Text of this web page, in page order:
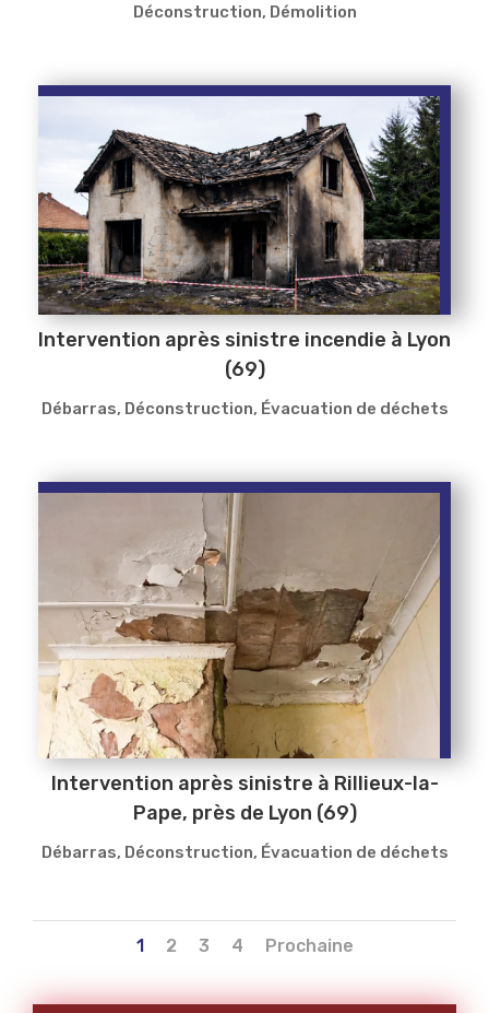
Déconstruction, Démolition
Intervention après sinistre incendie à Lyon
(69)
Débarras, Déconstruction, Évacuation de déchets
Intervention après sinistre à Rillieux-la-
Pape, près de Lyon (69)
Débarras, Déconstruction, Évacuation de déchets
1 2 3 4 Prochaine